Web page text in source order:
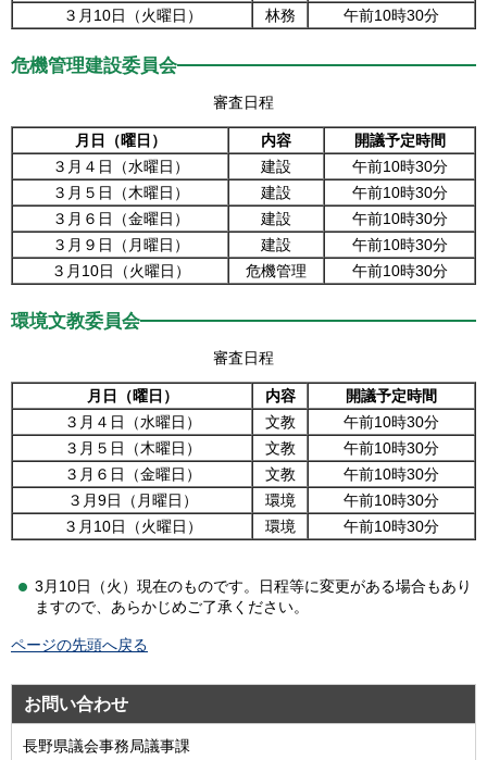
３月10日（火曜日） 林務 午前10時30分
危機管理建設委員会
審査日程
月日（曜日） 内容
開議予定時間
３月４日（水曜日）
建設
午前10時30分
３月５日（木曜日）
建設
午前10時30分
３月６日（金曜日）
建設
午前10時30分
３月９日（月曜日）
建設
午前10時30分
３月10日（火曜日）
危機管理 午前10時30分
環境文教委員会
審査日程
月日（曜日） 内容
開議予定時間
３月４日（水曜日）
文教
午前10時30分
３月５日（木曜日）
文教
午前10時30分
３月６日（金曜日）
文教
午前10時30分
３月9日（月曜日）
環境
午前10時30分
３月10日（火曜日）
環境 午前10時30分
3月10日（火）現在のものです。日程等に変更がある場合もあり
ますので、あらかじめご了承ください。
ページの先頭へ戻る
お問い合わせ
長野県議会事務局議事課